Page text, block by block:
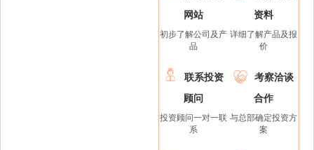
网站
初步了解公司及产
品
资料
详细了解产品及报
价

联系投资
顾问
投资顾问一对一联
系

考察洽谈
合作
与总部确定投资方
案